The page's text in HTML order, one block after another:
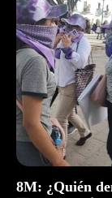
8M: ¿Quién